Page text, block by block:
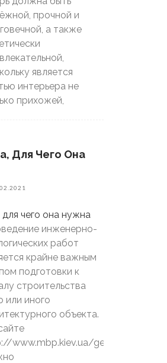
прочной и
а также
является
интерьера не
прихожей,
Для Чего Она
инженерно-
работ
крайне важным
подготовки к
строительства
или иного
объекта.
www.mbp.kiev.ua/geology